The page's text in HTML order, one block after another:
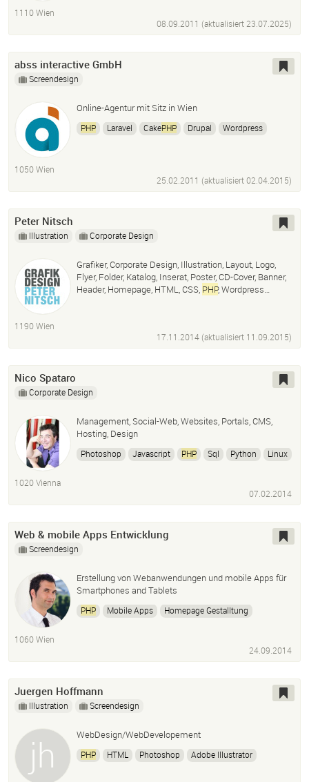
Werbebartung
1110 Wien
08.09.2011 (aktualisiert23.07.2025)
abss interactive GmbH
Screendesign
Online-Agentur mit Sitz in Wien
PHP Laravel CakePHP Drupal
Wordpress
1050 Wien
25.02.2011 (aktualisiert02.04.2015)
Peter Nitsch
Illustration Corporate Design
Grafiker, Corporate Design, Illustration, Layout, Logo,
Flyer, Folder, Katalog, Inserat, Poster, CD-Cover, Banner,
Header, Homepage, HTML, CSS, PHP, Wordpress…
1190 Wien
17.11.2014 (aktualisiert 11.09.2015)
Nico Spataro
Corporate Design
Management, Social-Web, Websites, Portals, CMS,
Hosting, Design
Photoshop Javascript PHP Sql Python
Linux
1020 Vienna
07.02.2014
Web & mobile Apps Entwicklung
Screendesign
Erstellung von Webanwendungen und mobile Apps für
Smartphones and Tablets
PHP Mobile Apps
Homepage Gestalltung
1060 Wien
24.09.2014
Juergen Hoffmann
Illustration Screendesign
WebDesign/WebDevelopement
PHP HTML Photoshop Adobe Illustrator